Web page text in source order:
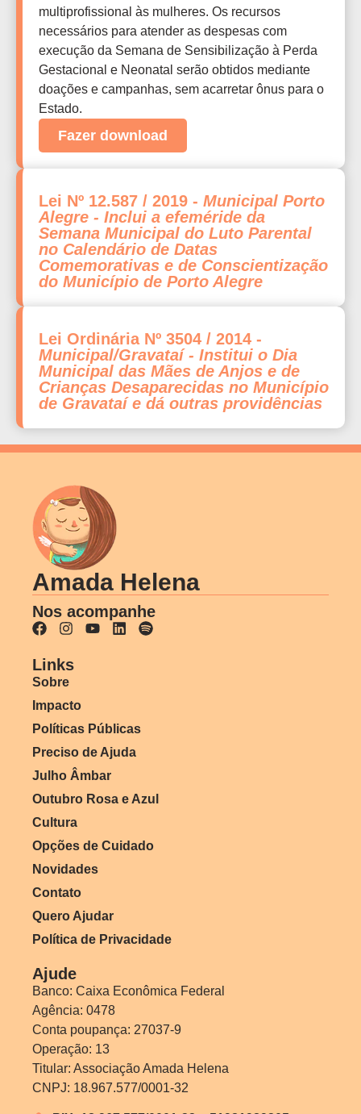
multiprofissional às mulheres. Os recursos
necessários para atender as despesas com
execução da Semana de Sensibilização à Perda
Gestacional e Neonatal serão obtidos mediante
doações e campanhas, sem acarretar ônus para o
Estado.
Fazer download
Lei Nº 12.587 / 2019 - Municipal Porto
Alegre - Inclui a efeméride da
Semana Municipal do Luto Parental
no Calendário de Datas
Comemorativas e de Conscientização
do Município de Porto Alegre
Lei Ordinária Nº 3504 / 2014 -
Municipal/Gravataí - Institui o Dia
Municipal das Mães de Anjos e de
Crianças Desaparecidas no Município
de Gravataí e dá outras providências
Amada Helena
Nos acompanhe
Links
Sobre
Impacto
Políticas Públicas
Preciso de Ajuda
Julho Âmbar
Outubro Rosa e Azul
Cultura
Opções de Cuidado
Novidades
Contato
Quero Ajudar
Política de Privacidade
Ajude
Banco: Caixa Econômica Federal
Agência: 0478
Conta poupança: 27037-9
Operação: 13
Titular: Associação Amada Helena
CNPJ: 18.967.577/0001-32